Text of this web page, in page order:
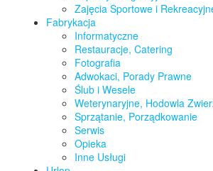
Zajęcia Sportowe i
Fabrykacja
Informatyczne
Restauracje, Catering
Fotografia
Adwokaci, Porady Prawne
Ślub i Wesele
Weterynaryjne, Hodowla
Sprzątanie, Porządkowanie
Serwis
Opieka
Inne Usługi